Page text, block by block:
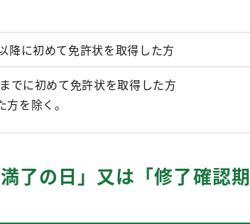
降に初めて免許状を取得した方
でに初めて免許状を取得した方
を除く。
了の日」又は「修了確認期